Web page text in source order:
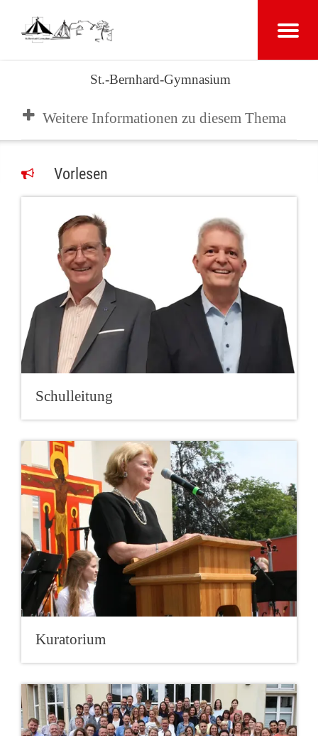
St.-Bernhard-Gymnasium
Weitere Informationen zu diesem Thema
Vorlesen
Schulleitung
Kuratorium